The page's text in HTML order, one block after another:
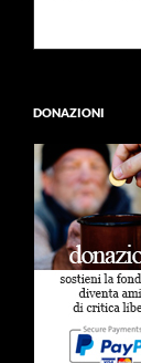
DONAZIONI